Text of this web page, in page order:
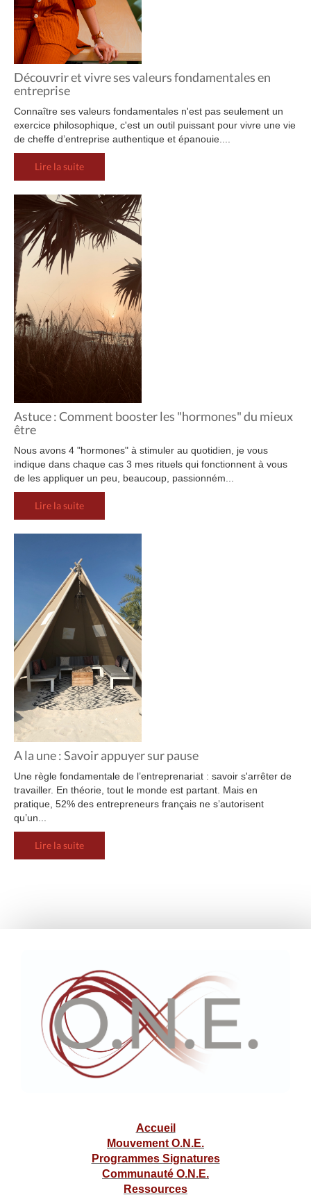
Découvrir et vivre ses valeurs fondamentales en
entreprise
Connaître ses valeurs fondamentales n'est pas seulement un
exercice philosophique, c'est un outil puissant pour vivre une vie
de cheffe d’entreprise authentique et épanouie....
Lire la suite
Astuce : Comment booster les "hormones" du mieux
être
Nous avons 4 "hormones" à stimuler au quotidien, je vous
indique dans chaque cas 3 mes rituels qui fonctionnent à vous
de les appliquer un peu, beaucoup, passionném...
Lire la suite
A la une : Savoir appuyer sur pause
Une règle fondamentale de l’entreprenariat : savoir s'arrêter de
travailler. En théorie, tout le monde est partant. Mais en
pratique, 52% des entrepreneurs français ne s’autorisent
qu’un...
Lire la suite
Accueil
Mouvement O.N.E.
Programmes Signatures
Communauté O.N.E.
Ressources